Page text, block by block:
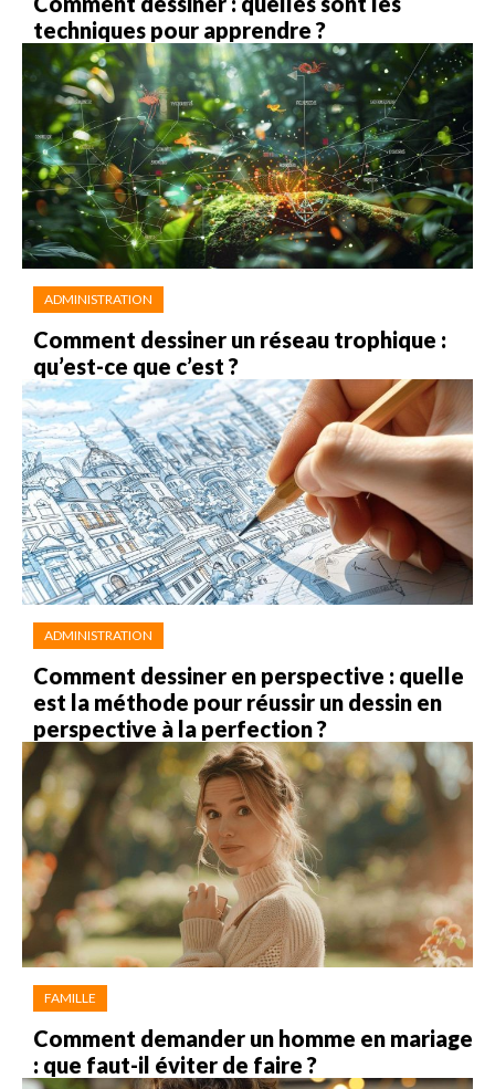
techniques pour apprendre ?
ADMINISTRATION
Comment dessiner un réseau trophique :
qu’est-ce que c’est ?
ADMINISTRATION
Comment dessiner en perspective : quelle
est la méthode pour réussir un dessin en
perspective à la perfection ?
FAMILLE
Comment demander un homme en mariage
: que faut-il éviter de faire ?